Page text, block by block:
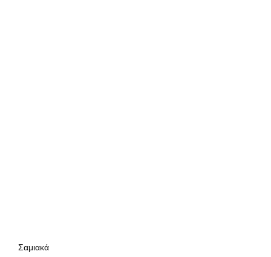
Σαμιακά